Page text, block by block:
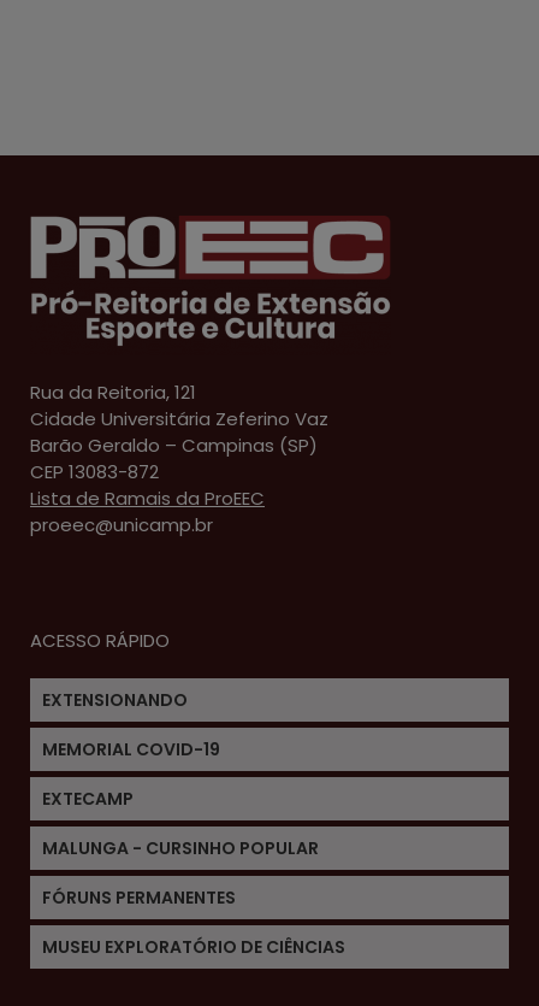
Rua da Reitoria, 121
Cidade Universitária Zeferino Vaz
Barão Geraldo – Campinas (SP)
CEP 13083-872
Lista de Ramais da ProEEC
proeec@unicamp.br
ACESSO RÁPIDO
EXTENSIONANDO
MEMORIAL COVID-19
EXTECAMP
MALUNGA - CURSINHO POPULAR
FÓRUNS PERMANENTES
MUSEU EXPLORATÓRIO DE CIÊNCIAS